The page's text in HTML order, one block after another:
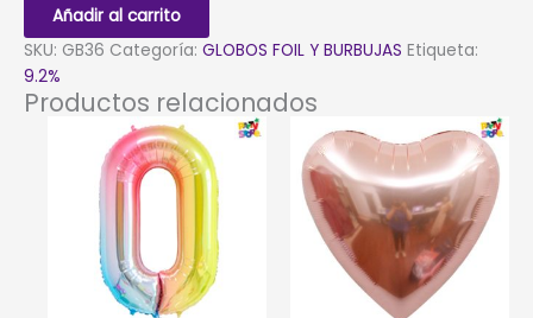
90cm
APTO
HELIO
cantidad
Añadir al carrito
SKU: GB36 Categoría: GLOBOS FOIL Y BURBUJAS Etiqueta:
9.2%
Productos relacionados